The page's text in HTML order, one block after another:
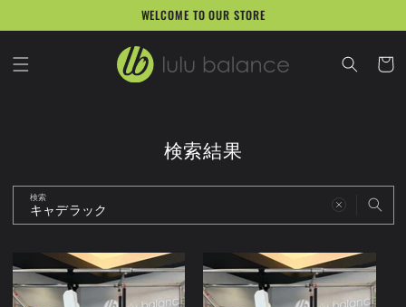
進む
WELCOME TO OUR STORE
ー
検索結果
検索